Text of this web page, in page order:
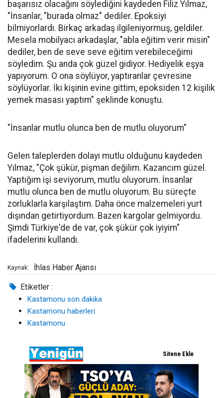
başarısız olacağını söylediğini kaydeden Filiz Yılmaz,
"İnsanlar, "burada olmaz" dediler. Epoksiyi
bilmiyorlardı. Birkaç arkadaş ilgileniyormuş, geldiler.
Mesela mobilyacı arkadaşlar, "abla eğitim verir misin"
dediler, ben de seve seve eğitim verebileceğimi
söyledim. Şu anda çok güzel gidiyor. Hediyelik eşya
yapıyorum. O ona söylüyor, yaptıranlar çevresine
söylüyorlar. İki kişinin evine gittim, epoksiden 12 kişilik
yemek masası yaptım" şeklinde konuştu.
"İnsanlar mutlu olunca ben de mutlu oluyorum"
Gelen taleplerden dolayı mutlu olduğunu kaydeden
Yılmaz, "Çok şükür, pişman değilim. Kazancım güzel.
Yaptığım işi seviyorum, mutlu oluyorum. İnsanlar
mutlu olunca ben de mutlu oluyorum. Bu süreçte
zorluklarla karşılaştım. Daha önce malzemeleri yurt
dışından getirtiyordum. Bazen kargolar gelmiyordu.
Şimdi Türkiye'de de var, çok şükür çok iyiyim"
ifadelerini kullandı.
Kaynak: İhlas Haber Ajansı
Etiketler :
Kastamonu son dakika
Kastamonu haberleri
Kastamonu